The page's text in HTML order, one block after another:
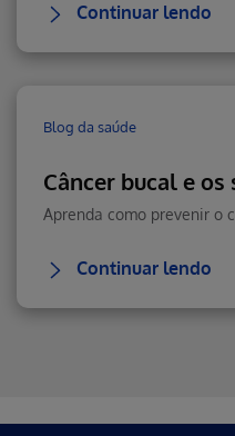
Continuar lendo
Blog da saúde
Câncer bucal e
Continuar lendo